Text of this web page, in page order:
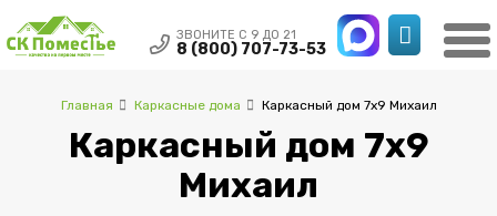
ЗВОНИТЕ С 9 ДО 21
8 (800) 707-73-53
Каркасный дом 7х9
Михаил
Главная Каркасные дома Каркасный дом 7х9 Михаил